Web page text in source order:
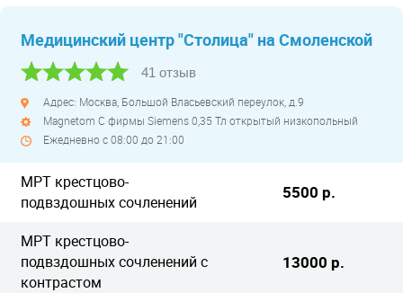
Медицинский центр "Столица" на Смоленской
41 отзыв
Адрес: Москва, Большой Власьевский переулок, д.9
Magnetom C фирмы Siemens 0,35 Тл открытый низкопольный
Ежедневно с 08:00 до 21:00
МРТ крестцово-
подвздошных сочленений
5500 р.
МРТ крестцово-
подвздошных сочленений с
контрастом
13000 р.